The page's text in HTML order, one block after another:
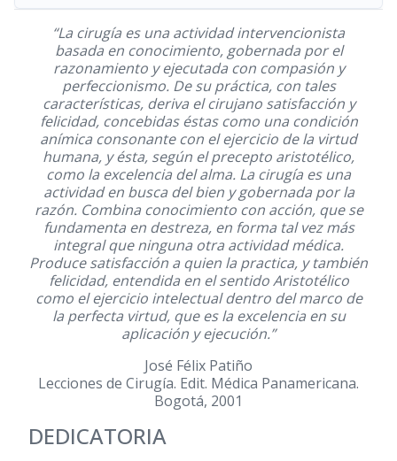
“La cirugía es una actividad intervencionista
basada en conocimiento, gobernada por el
razonamiento y ejecutada con compasión y
perfeccionismo. De su práctica, con tales
características, deriva el cirujano satisfacción y
felicidad, concebidas éstas como una condición
anímica consonante con el ejercicio de la virtud
humana, y ésta, según el precepto aristotélico,
como la excelencia del alma. La cirugía es una
actividad en busca del bien y gobernada por la
razón. Combina conocimiento con acción, que se
fundamenta en destreza, en forma tal vez más
integral que ninguna otra actividad médica.
Produce satisfacción a quien la practica, y también
felicidad, entendida en el sentido Aristotélico
como el ejercicio intelectual dentro del marco de
la perfecta virtud, que es la excelencia en su
aplicación y ejecución.”
José Félix Patiño
Lecciones de Cirugía. Edit. Médica Panamericana.
Bogotá, 2001
DEDICATORIA